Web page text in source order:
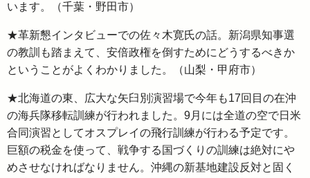
います。（千葉・野田市）
★革新懇インタビューでの佐々木寛氏の話。新潟県知事選
の教訓も踏まえて、安倍政権を倒すためにどうするべきか
ということがよくわかりました。（山梨・甲府市）
★北海道の東、広大な矢臼別演習場で今年も17回目の在沖
の海兵隊移転訓練が行われました。9月には全道の空で日米
合同演習としてオスプレイの飛行訓練が行わる予定です。
巨額の税金を使って、戦争する国づくりの訓練は絶対にや
めさせなければなりません。沖縄の新基地建設反対と固く